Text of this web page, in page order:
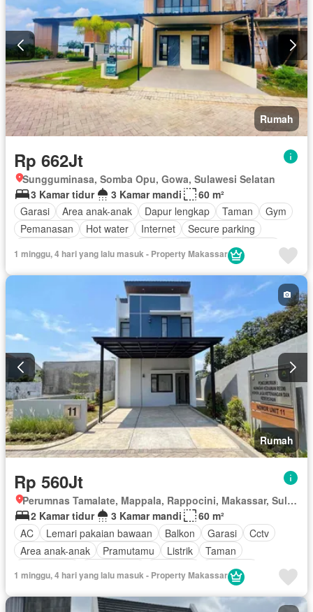
Outdoor entertaining area
Pemandangan panorama
Pay TV access
Taman atap Sauna
Secure parking
Keamanan
Ruang layanan Spa
Kolam renang
Telephone
Lapangan tenis Teras
Televisi
Keamanan 24 jam
Kabel video Tangki air
Wifi
Halaman
Rumah
Rp 662Jt
Sungguminasa, Somba Opu, Gowa, Sulawesi Selatan
3 Kamar tidur
3 Kamar mandi
60 m²
Garasi
Area anak-anak Dapur lengkap Taman
Gym
Pemanasan
Hot water Internet
Secure parking
Kabel video
AC Pramutamu
Akses bagi penyandang disabilitas
Listrik
Perapian
Panggang Rumah jaga
Dapur terpadu
Interkom
Pustaka Angkat
Gas alam
Outdoor entertaining area
Ruang kantor
Pemandangan panorama
Taman atap
Sauna
Ruang layanan
Lapangan tenis Keamanan 24 jam
Air
Tangki air
Wifi Cctv Tanpa perabotan
1 minggu, 4 hari yang lalu masuk - Property Makassar
Rumah
Rp 560Jt
Perumnas Tamalate, Mappala, Rappocini, Makassar, Sulawesi Selatan
2 Kamar tidur
3 Kamar mandi
60 m²
AC
Lemari pakaian bawaan Balkon Garasi
Cctv
Area anak-anak
Pramutamu Listrik
Taman
Panggang
Pay TV access
Internet
Gas alam
Halaman Wifi
Keamanan 24 jam
1 minggu, 4 hari yang lalu masuk - Property Makassar